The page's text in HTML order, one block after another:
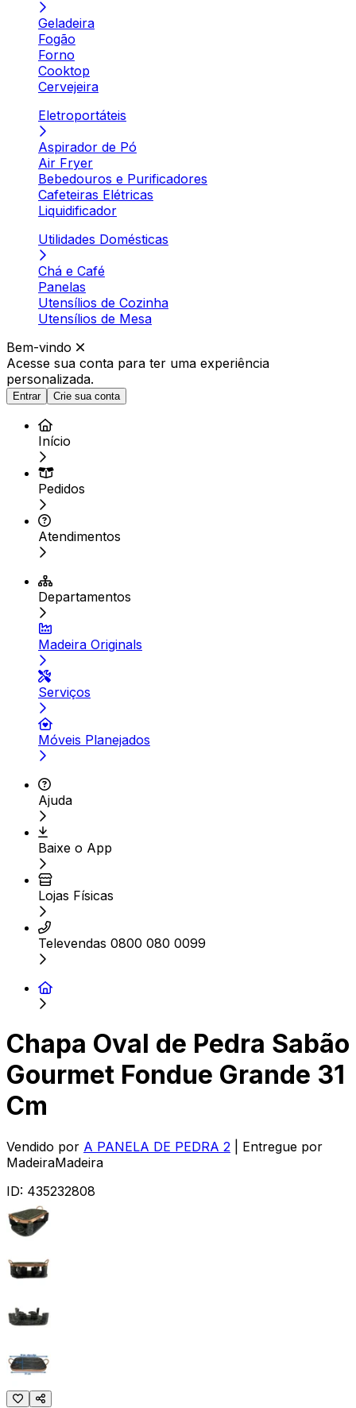
Geladeira
Fogão
Forno
Cooktop
Cervejeira
Eletroportáteis
Aspirador de Pó
Air Fryer
Bebedouros e Purificadores
Cafeteiras Elétricas
Liquidificador
Utilidades Domésticas
Chá e Café
Panelas
Utensílios de Cozinha
Utensílios de Mesa
Bem-vindo
Acesse sua conta para ter uma experiência
personalizada.
Entrar Crie sua conta
Início
Pedidos
Atendimentos
Departamentos
Madeira Originals
Serviços
Móveis Planejados
Ajuda
Baixe o App
Lojas Físicas
Televendas 0800 080 0099
Chapa Oval de Pedra Sabão
Gourmet Fondue Grande 31
Cm
Vendido por A PANELA DE PEDRA 2
| Entregue por
MadeiraMadeira
ID: 435232808